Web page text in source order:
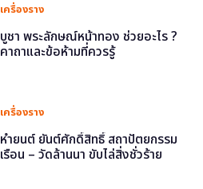
เครื่องราง
บูชา พระลักษณ์หน้าทอง ช่วยอะไร ?
คาถาและข้อห้ามที่ควรรู้
เครื่องราง
หำยนต์ ยันต์ศักดิ์สิทธิ์ สถาปัตยกรรม
เรือน – วัดล้านนา ขับไล่สิ่งชั่วร้าย